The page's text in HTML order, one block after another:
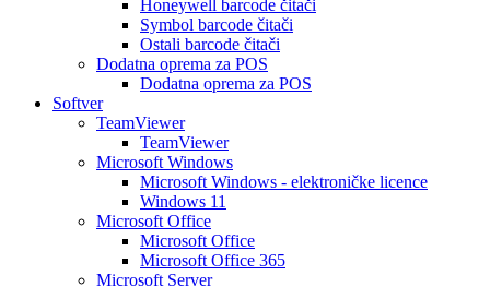
Honeywell barcode čitači
Symbol barcode čitači
Ostali barcode čitači
Dodatna oprema za POS
Dodatna oprema za POS
Softver
TeamViewer
TeamViewer
Microsoft Windows
Microsoft Windows - elektroničke licence
Windows 11
Microsoft Office
Microsoft Office
Microsoft Office 365
Microsoft Server